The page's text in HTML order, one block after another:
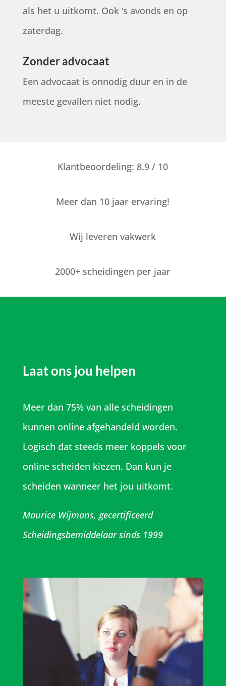
als het u uitkomt. Ook ’s avonds en op
zaterdag.
Zonder advocaat
Een advocaat is onnodig duur en in de
meeste gevallen niet nodig.
Klantbeoordeling: 8.9 / 10
Meer dan 10 jaar ervaring!
Wij leveren vakwerk
2000+ scheidingen per jaar
Laat ons jou helpen
Meer dan 75% van alle scheidingen
kunnen online afgehandeld worden.
Logisch dat steeds meer koppels voor
online scheiden kiezen. Dan kun je
scheiden wanneer het jou uitkomt.
Maurice Wijmans, gecertificeerd
Scheidingsbemiddelaar sinds 1999